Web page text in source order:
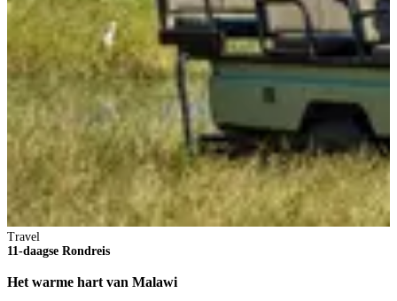
Travel
11-daagse Rondreis
Het warme hart van Malawi